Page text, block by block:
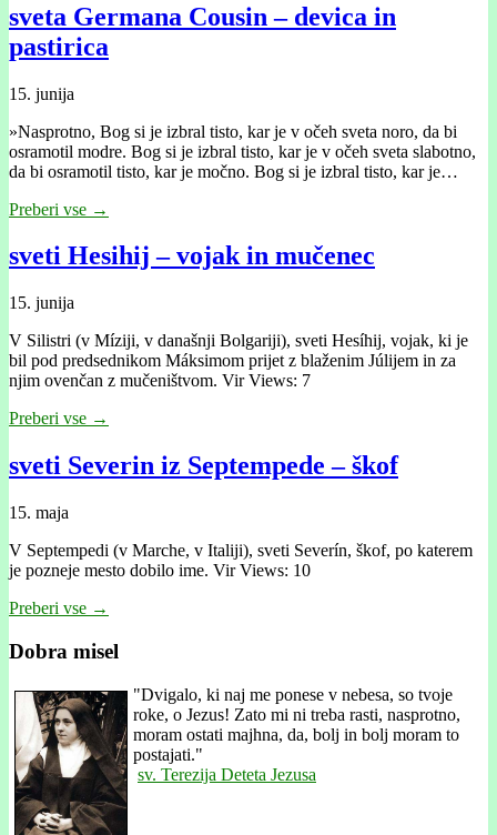
sveta Germana Cousin – devica in
pastirica
15. junija
»Nasprotno, Bog si je izbral tisto, kar je v očeh sveta noro, da bi
osramotil modre. Bog si je izbral tisto, kar je v očeh sveta slabotno,
da bi osramotil tisto, kar je močno. Bog si je izbral tisto, kar je…
Preberi vse →
sveti Hesihij – vojak in mučenec
15. junija
V Silistri (v Míziji, v današnji Bolgariji), sveti Hesíhij, vojak, ki je
bil pod predsednikom Máksimom prijet z blaženim Júlijem in za
njim ovenčan z mučeništvom. Vir Views: 7
Preberi vse →
sveti Severin iz Septempede – škof
15. maja
V Septempedi (v Marche, v Italiji), sveti Severín, škof, po katerem
je pozneje mesto dobilo ime. Vir Views: 10
Preberi vse →
Dobra misel
"Dvigalo, ki naj me ponese v nebesa, so tvoje
roke, o Jezus! Zato mi ni treba rasti, nasprotno,
moram ostati majhna, da, bolj in bolj moram to
postajati."
sv. Terezija Deteta Jezusa